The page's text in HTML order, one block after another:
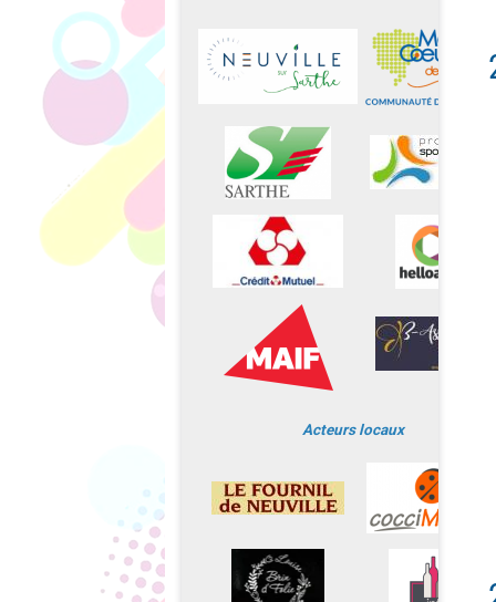
Acteurs locaux